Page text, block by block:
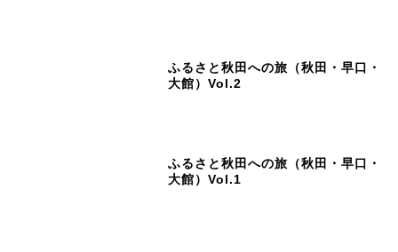
ふるさと秋田への旅（秋田・早口・
大館）Vol.2
ふるさと秋田への旅（秋田・早口・
大館）Vol.1